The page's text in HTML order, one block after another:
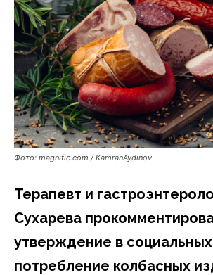
Фото: magnific.com / KamranAydinov
Терапевт и
Сухарева
утверждение в социальных
потребление колбасных